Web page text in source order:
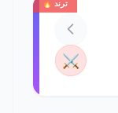
ترند 🔥
⚔️